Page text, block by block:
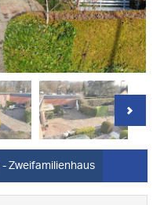
- Zweifamilienhaus